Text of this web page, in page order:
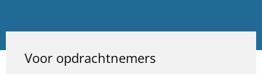
Voor opdrachtnemers